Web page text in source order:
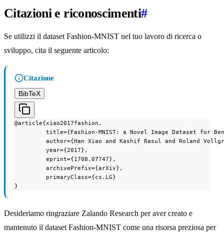
Citazioni e riconoscimenti#
Se utilizzi il dataset Fashion-MNIST nel tuo lavoro di ricerca o
sviluppo, cita il seguente articolo:
Citazione
BibTeX
@article{xiao2017fashion,
title={Fashion-MNIST: a Novel Image Dataset for
author={Han Xiao and Kashif Rasul and Roland
         year={2017},
         eprint={1708.07747},
         archivePrefix={arXiv},
         primaryClass={cs.LG}
}
Desideriamo ringraziare Zalando Research per aver creato e
mantenuto il dataset Fashion-MNIST come una risorsa preziosa per